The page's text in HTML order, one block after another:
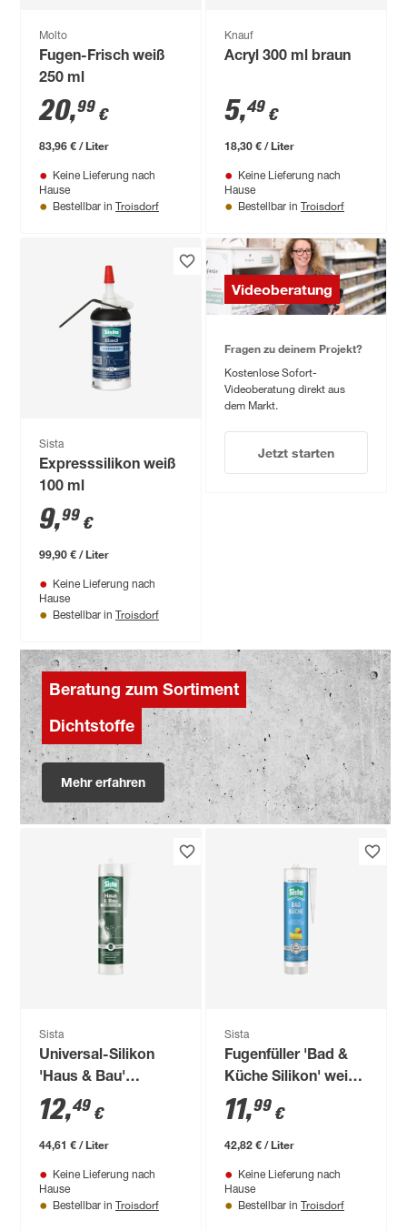
Molto
Fugen-Frisch weiß
250 ml
20,99 €
83,96 € / Liter
Keine Lieferung nach
Hause
Bestellbar in Troisdorf
Knauf
Acryl 300 ml braun
5,49 €
18,30 € / Liter
Keine Lieferung nach
Hause
Bestellbar in Troisdorf
Sista
Expresssilikon weiß
100 ml
9,99 €
99,90 € / Liter
Keine Lieferung nach
Hause
Bestellbar in Troisdorf
Videoberatung
Fragen zu deinem Projekt?
Kostenlose Sofort-
Videoberatung direkt aus
dem Markt.
Jetzt starten
Beratung zum Sortiment
Dichtstoffe
Mehr erfahren
Sista
Universal-Silikon
'Haus & Bau'
transparent 280 ml
12,49 €
44,61 € / Liter
Keine Lieferung nach
Hause
Bestellbar in Troisdorf
Sista
Fugenfüller 'Bad &
Küche Silikon' weiß
280 ml
11,99 €
42,82 € / Liter
Keine Lieferung nach
Hause
Bestellbar in Troisdorf